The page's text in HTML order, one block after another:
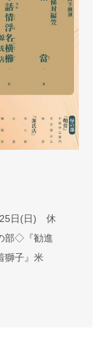
25日(日) 休
部◇『勧進
子』米